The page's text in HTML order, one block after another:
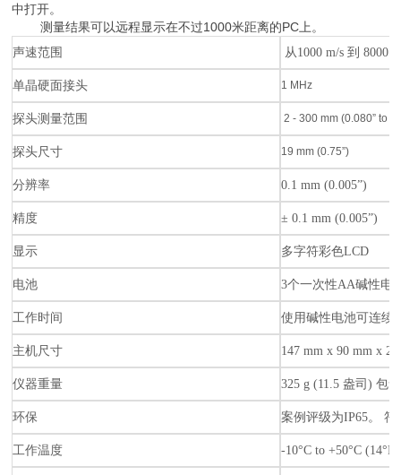
中打开。
测量结果可以远程显示在不过1000米距离的PC上。
声速范围 从1000 m/s 到 8000
单晶硬面接头 1 MHz
探头测量范围 2 - 300 mm (0.080” to
探头尺寸 19 mm (0.75”)
分辨率 0.1 mm (0.005”)
精度 ± 0.1 mm (0.005”)
显示 多字符彩色LCD
电池 3个一次性AA碱性电
工作时间 使用碱性电池可连续
主机尺寸 147 mm x 90 mm x
仪器重量 325 g (11.5 盎司) 包
环保 案例评级为IP65。 符
工作温度 -10°C to +50°C (14°F